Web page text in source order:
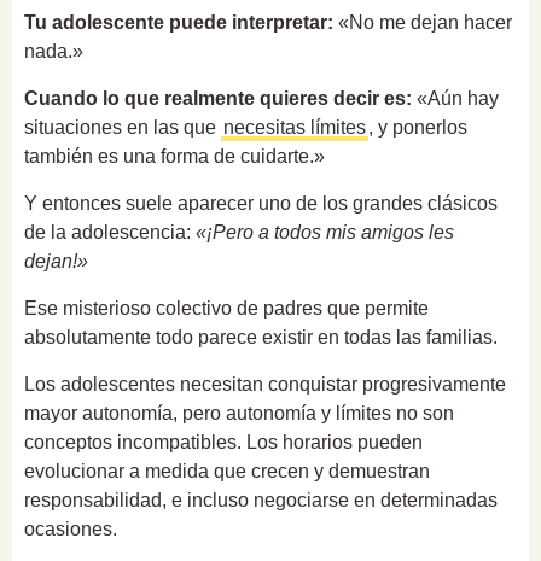
Tu adolescente puede interpretar: «No me dejan hacer
nada.»
Cuando lo que realmente quieres decir es: «Aún hay
situaciones en las que necesitas límites, y ponerlos
también es una forma de cuidarte.»
Y entonces suele aparecer uno de los grandes clásicos
de la adolescencia: «¡Pero a todos mis amigos les
dejan!»
Ese misterioso colectivo de padres que permite
absolutamente todo parece existir en todas las familias.
Los adolescentes necesitan conquistar progresivamente
mayor autonomía, pero autonomía y límites no son
conceptos incompatibles. Los horarios pueden
evolucionar a medida que crecen y demuestran
responsabilidad, e incluso negociarse en determinadas
ocasiones.